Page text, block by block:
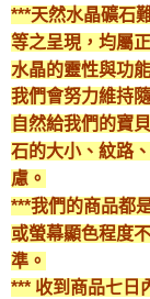
***天然水晶礦石
等之呈現，均屬
水晶的靈性與功
我們會努力維持
自然給我們的寶
石的大小、紋路
慮。
***我們的商品都
或螢幕顯色程度
準。
*** 收到商品七日